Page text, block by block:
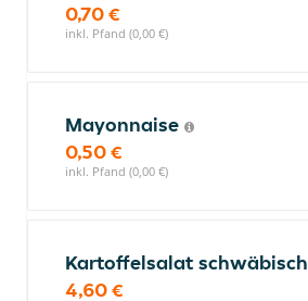
0,70 €
inkl. Pfand (0,00 €)
Mayonnaise
0,50 €
inkl. Pfand (0,00 €)
Kartoffelsalat
4,60 €